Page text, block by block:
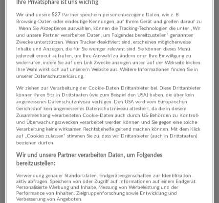
Buchhalter:in – mind. 30 Std. bzw. Vollzeit - Standort:
5120 St. Pantaleon
08.08.2026, Natschläger Transportgesellschaft m.b.H.
5120 St. Pantaleon
WERKSTÄTTENLEITER NUTZFAHRZEUGE - Vollzeit
40 Std. 5120 St. Pantaleon
08.08.2026, Natschläger Transportgesellschaft m.b.H.
5120 St. Pantaleon
Gestern veröffentlicht
LKW-Mechaniker/Schlosser - Meister - Geselle -
Gehilfe
08.08.2026,
Ihre Privatsphäre ist uns wichtig
Wir und unsere527 Partner speichern personenbezogene Daten, wie z. B.
Browsing-Daten oder eindeutige Kennungen, auf Ihrem Gerät und greifen darauf zu
. Wenn Sie Akzeptieren auswählen, können die Tracking-Technologien die unter „Wir
und unsere Partner verarbeiten Daten, um Folgendes bereitzustellen“ genannten
Zwecke unterstützen. Wenn Tracker deaktiviert sind, erscheinen möglicherweise
Inhalte und Anzeigen, die für Sie weniger relevant sind. Sie können dieses Menü
jederzeit erneut aufrufen, um Ihre Auswahl zu ändern oder Ihre Einwilligung zu
widerrufen, indem Sie auf den Link Zwecke anzeigen unten auf der Webseite klicken.
Ihre Wahl wirkt sich auf unsere/n Website aus. Weitere Informationen finden Sie in
unserer Datenschutzerklärung.
Wir ziehen zur Verarbeitung der Cookie-Daten Drittanbieter bei. Diese Drittanbieter
können ihren Sitz in Drittstaaten (wie zum Beispiel den USA) haben, die über kein
angemessenes Datenschutzniveau verfügen. Den USA wird vom Europäischen
Gerichtshof kein angemessenes Datenschutzniveau attestiert, da die in diesem
Zusammenhang verarbeiteten Cookie-Daten auch durch US-Behörden zu Kontroll-
und Überwachungszwecken verarbeitet werden können und Sie gegen eine solche
Verarbeitung keine wirksamen Rechtsbehelfe geltend machen können. Mit dem Klick
auf „Cookies zulassen“ stimmen Sie zu, dass wir Drittanbieter (auch in Drittstaaten)
beiziehen dürfen.
Wir und unsere Partner verarbeiten Daten, um Folgendes
bereitzustellen:
Verwendung genauer Standortdaten. Endgeräteeigenschaften zur Identifikation
aktiv abfragen. Speichern von oder Zugriff auf Informationen auf einem Endgerät.
Personalisierte Werbung und Inhalte, Messung von Werbeleistung und der
Performance von Inhalten, Zielgruppenforschung sowie Entwicklung und
Verbesserung von Angeboten.